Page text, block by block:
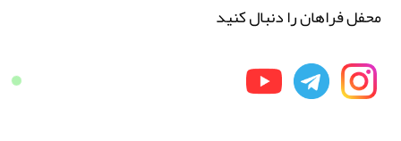
محفل فراهان را دنبال کنید